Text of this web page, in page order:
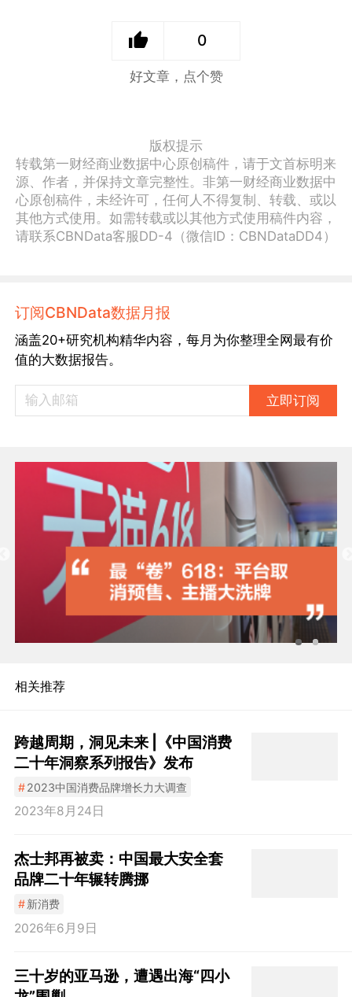
0
好文章，点个赞
版权提示
转载第一财经商业数据中心原创稿件，请于文首标明来
源、作者，并保持文章完整性。非第一财经商业数据中
心原创稿件，未经许可，任何人不得复制、转载、或以
其他方式使用。如需转载或以其他方式使用稿件内容，
请联系CBNData客服DD-4（微信ID：CBNDataDD4）
订阅CBNData数据月报
涵盖20+研究机构精华内容，每月为你整理全网最有价
值的大数据报告。
立即订阅
相关推荐
跨越周期，洞见未来 |《中国消费
二十年洞察系列报告》发布
#2023中国消费品牌增长力大调查
2023年8月24日
杰士邦再被卖：中国最大安全套
品牌二十年辗转腾挪
#新消费
2026年6月9日
三十岁的亚马逊，遭遇出海“四小